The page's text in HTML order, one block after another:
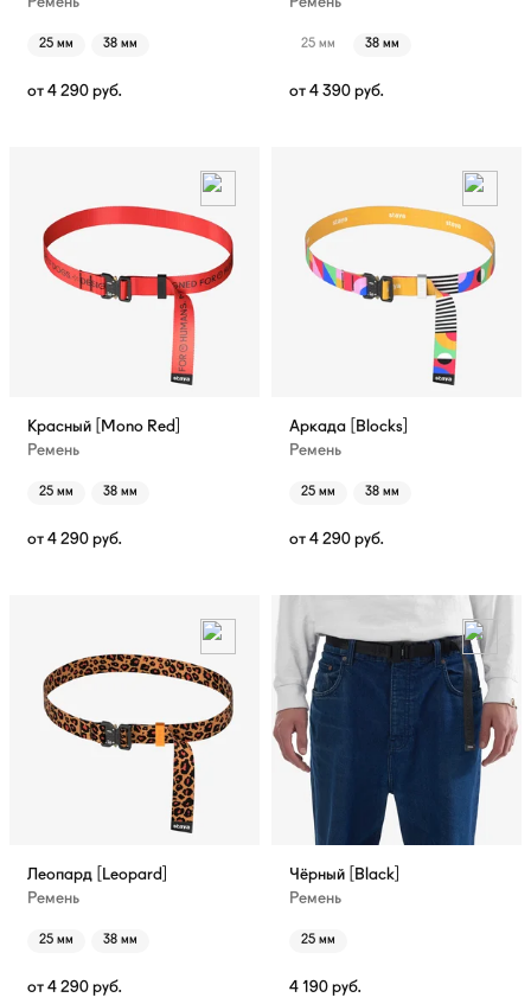
25 мм 38 мм
от 4 290 руб.
25 мм 38 мм
от 4 390 руб.
Красный [Mono Red]
Ремень
25 мм 38 мм
от 4 290 руб.
Аркада [Blocks]
Ремень
25 мм 38 мм
от 4 290 руб.
Леопард [Leopard]
Ремень
25 мм 38 мм
от 4 290 руб.
Чёрный [Black]
Ремень
25 мм
4 190 руб.